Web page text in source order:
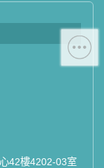
42樓4202-03室
關注健
服務，
一步了